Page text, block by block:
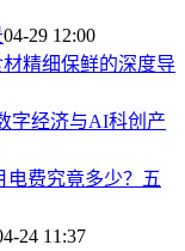
04-29 12:00
精细保鲜的深度导
字经济与AI科创产
电费究竟多少？五
24 11:37